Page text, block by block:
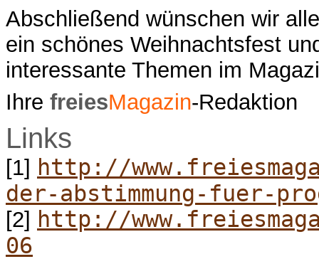
Abschließend wünschen wir
ein schönes Weihnachtsfest
interessante Themen im
Ihre freiesMagazin-Redaktion
Links
[1] http://
der-abstimmung-fuer-
[2] http://
06